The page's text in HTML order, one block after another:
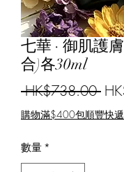
七華 · 御肌護
合)各30ml
HK$738.00 一
般
購物滿$400包順豐快
數量 *